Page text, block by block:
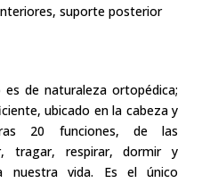
suporte posterior
de naturaleza ortopédica;
ubicado en la cabeza y
20 funciones, de las
tragar, respirar, dormir y
nuestra vida. Es el único